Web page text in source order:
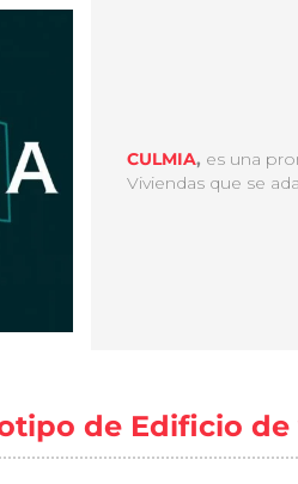
CULMIA, es una
Viviendas que se
de Edificio